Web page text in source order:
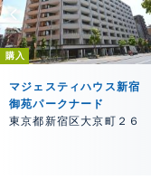
購入
マジェスティハウス新宿
御苑パークナード
東京都新宿区大京町２６